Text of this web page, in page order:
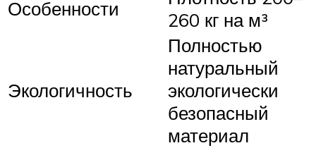
Особенности
260 кг на м³
Экологичность
Полностью
натуральный
экологически
безопасный
материал